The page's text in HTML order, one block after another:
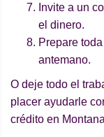
Invite a un
el dinero.
Prepare
antemano.
O deje todo el
placer ayudarle
crédito en